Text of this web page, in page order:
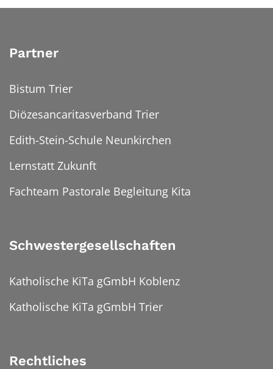
Partner
Bistum Trier
Diözesancaritasverband Trier
Edith-Stein-Schule Neunkirchen
Lernstatt Zukunft
Fachteam Pastorale Begleitung Kita
Schwestergesellschaften
Katholische KiTa gGmbH Koblenz
Katholische KiTa gGmbH Trier
Rechtliches